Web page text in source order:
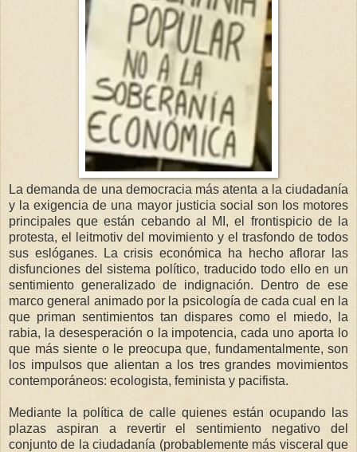
La demanda de una democracia más atenta a la ciudadanía
y la exigencia de una mayor justicia social son los motores
principales que están cebando al MI, el frontispicio de la
protesta, el leitmotiv del movimiento y el trasfondo de todos
sus eslóganes. La crisis económica ha hecho aflorar las
disfunciones del sistema político, traducido todo ello en un
sentimiento generalizado de indignación. Dentro de ese
marco general animado por la psicología de cada cual en la
que priman sentimientos tan dispares como el miedo, la
rabia, la desesperación o la impotencia, cada uno aporta lo
que más siente o le preocupa que, fundamentalmente, son
los impulsos que alientan a los tres grandes movimientos
contemporáneos: ecologista, feminista y pacifista.
Mediante la política de calle quienes están ocupando las
plazas aspiran a revertir el sentimiento negativo del
conjunto de la ciudadanía (probablemente más visceral que